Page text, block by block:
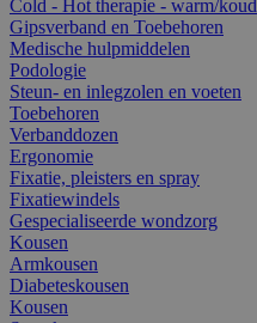
Cold - Hot therapie - warm/koud
Gipsverband en Toebehoren
Medische hulpmiddelen
Podologie
Steun- en inlegzolen en voeten
Toebehoren
Verbanddozen
Ergonomie
Fixatie, pleisters en spray
Fixatiewindels
Gespecialiseerde wondzorg
Kousen
Armkousen
Diabeteskousen
Kousen